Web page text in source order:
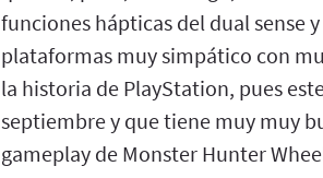
funciones hápticas del dual sense
plataformas muy simpático con
la historia de PlayStation, pues
septiembre y que tiene muy muy
gameplay de Monster Hunter